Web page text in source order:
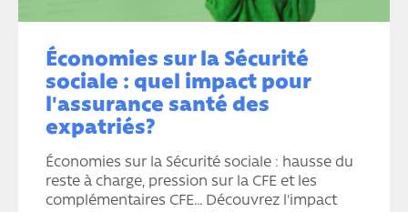
Économies sur la Sécurité
sociale : quel impact pour
l'assurance santé des
expatriés?
Économies sur la Sécurité sociale : hausse du
reste à charge, pression sur la CFE et les
complémentaires CFE… Découvrez l'impact